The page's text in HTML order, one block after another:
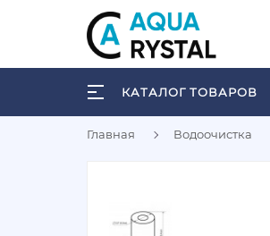
КАТАЛОГ ТОВАРОВ
Главная Водоочистка